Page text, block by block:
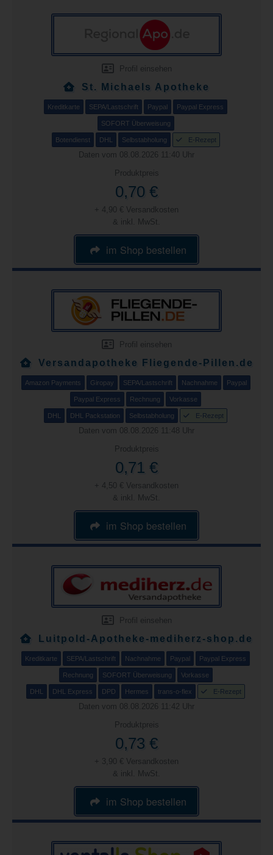
Profil einsehen
St. Michaels Apotheke
Kreditkarte SEPA/Lastschrift Paypal Paypal Express
SOFORT Überweisung
Botendienst DHL Selbstabholung E-Rezept
Daten vom 08.08.2026 11:40 Uhr
Produktpreis
0,70 €
+ 4,90 € Versandkosten
& inkl. MwSt.
im Shop bestellen
Profil einsehen
Versandapotheke Fliegende-Pillen.de
Amazon Payments Giropay SEPA/Lastschrift Nachnahme Paypal
Paypal Express Rechnung Vorkasse
DHL DHL Packstation Selbstabholung E-Rezept
Daten vom 08.08.2026 11:48 Uhr
Produktpreis
0,71 €
+ 4,50 € Versandkosten
& inkl. MwSt.
im Shop bestellen
Profil einsehen
Luitpold-Apotheke-mediherz-shop.de
Kreditkarte SEPA/Lastschrift Nachnahme Paypal Paypal Express
Rechnung SOFORT Überweisung Vorkasse
DHL DHL Express DPD Hermes trans-o-flex E-Rezept
Daten vom 08.08.2026 11:42 Uhr
Produktpreis
0,73 €
+ 3,90 € Versandkosten
& inkl. MwSt.
im Shop bestellen